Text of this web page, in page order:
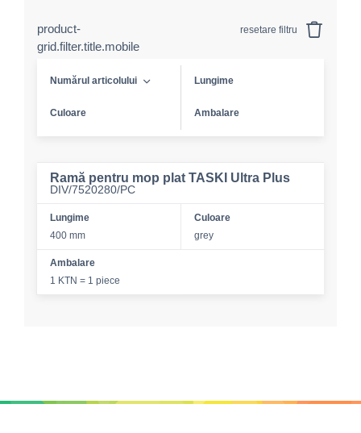
product-
grid.filter.title.mobile
resetare filtru
Numărul articolului Lungime
Culoare Ambalare
Ramă pentru mop plat TASKI Ultra Plus
DIV/7520280/PC
Lungime
400 mm
Culoare
grey
Ambalare
1 KTN = 1 piece